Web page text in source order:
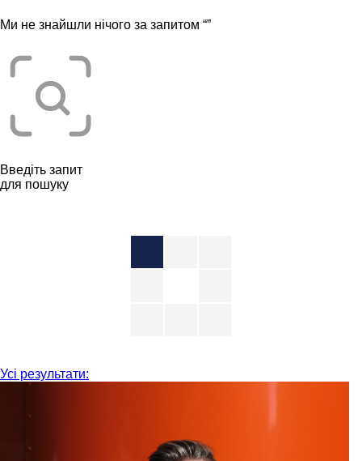
Ми не знайшли нічого за запитом “”
Введіть запит
для пошуку
Усі результати: